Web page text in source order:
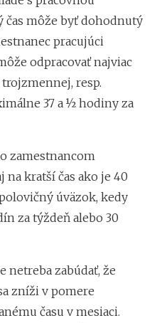
čas môže byť dohodnutý
pracujúci
odpracovať najviac
resp.
37 a ½ hodiny za
zamestnancom
kratší čas ako je 40
úväzok, kedy
za týždeň alebo 30
netreba zabúdať, že
zníži v pomere
času v mesiaci.